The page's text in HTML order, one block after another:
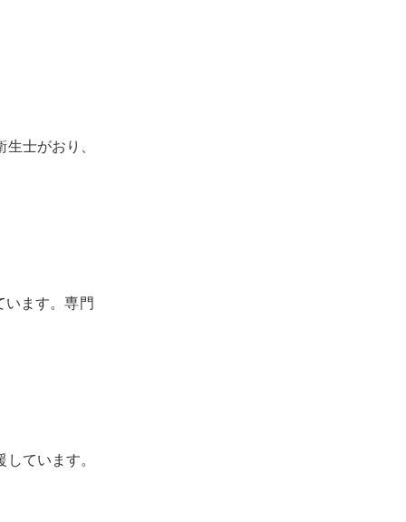
士がおり、
ます。専門
ています。